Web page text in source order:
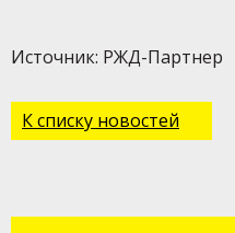
Источник: РЖД-Партнер
К списку новостей